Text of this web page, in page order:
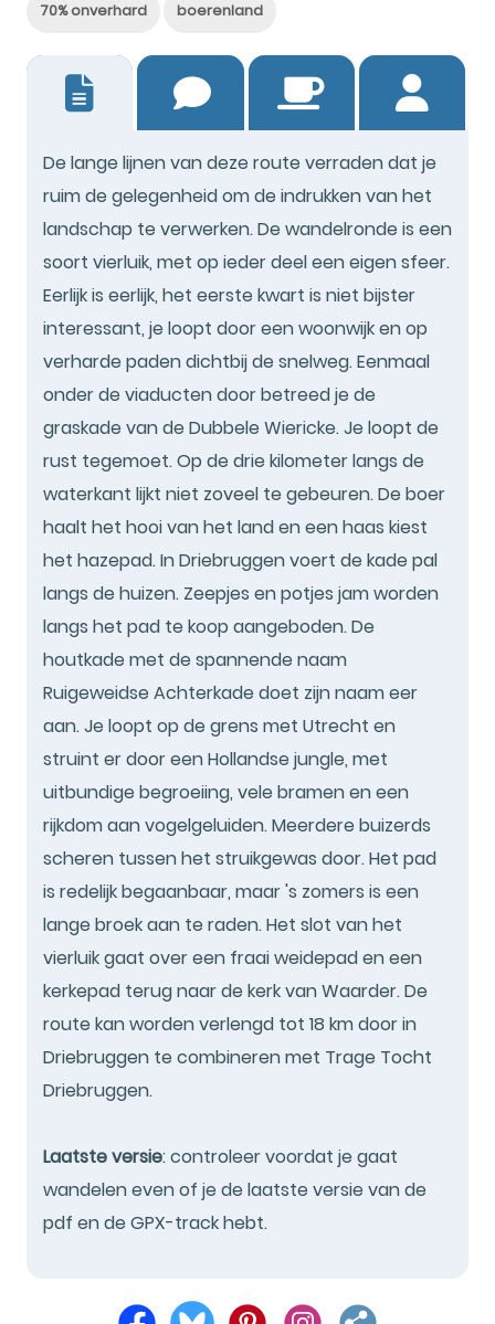
70% onverhard boerenland
De lange lijnen van deze route verraden dat je
ruim de gelegenheid om de indrukken van het
landschap te verwerken. De wandelronde is een
soort vierluik, met op ieder deel een eigen sfeer.
Eerlijk is eerlijk, het eerste kwart is niet bijster
interessant, je loopt door een woonwijk en op
verharde paden dichtbij de snelweg. Eenmaal
onder de viaducten door betreed je de
graskade van de Dubbele Wiericke. Je loopt de
rust tegemoet. Op de drie kilometer langs de
waterkant lijkt niet zoveel te gebeuren. De boer
haalt het hooi van het land en een haas kiest
het hazepad. In Driebruggen voert de kade pal
langs de huizen. Zeepjes en potjes jam worden
langs het pad te koop aangeboden. De
houtkade met de spannende naam
Ruigeweidse Achterkade doet zijn naam eer
aan. Je loopt op de grens met Utrecht en
struint er door een Hollandse jungle, met
uitbundige begroeiing, vele bramen en een
rijkdom aan vogelgeluiden. Meerdere buizerds
scheren tussen het struikgewas door. Het pad
is redelijk begaanbaar, maar 's zomers is een
lange broek aan te raden. Het slot van het
vierluik gaat over een fraai weidepad en een
kerkepad terug naar de kerk van Waarder. De
route kan worden verlengd tot 18 km door in
Driebruggen te combineren met Trage Tocht
Driebruggen.
Laatste versie: controleer voordat je gaat
wandelen even of je de laatste versie van de
pdf en de GPX-track hebt.